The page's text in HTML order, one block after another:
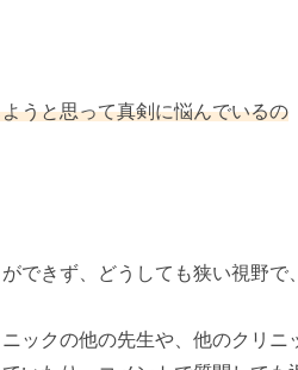
うと思って真剣に悩んでいるの
できず、どうしても狭い視野で、
ックの他の先生や、他のクリニ